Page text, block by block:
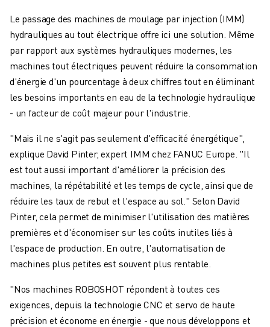
DURABILITÉ DU ROBODRILL
ROBODRILL ENSEMBLE DE ROBOTS
ROBODRILL KIT PÉDAGOGIQUE
MACHINES DE MOULAGE PAR INJECTION ÉLECTRIQUES
RECHERCHE DE ROBOSHOT
ROBOSHOT MACHINES DE MOULAGE PAR INJECTION ÉLECTRIQUES
ROBOSHOT MATÉRIEL
DURABILITÉ DU ROBOSHOT
ROBOSHOT ENSEMBLE DE ROBOTS
ROBOSHOT MAINTENANCE PRÉVENTIVE
COÛT TOTAL D'UNE ROBOSHOT
MACHINES D'ÉLECTROÉROSION PAR FIL
ROBOCUT MACHINES D'ÉLECTROÉROSION À FIL
ROBOCUT MATÉRIEL
LOGICIEL ROBOCUT
ROBOCUT MAINTENANCE PRÉVENTIVE
DURABILITÉ DU ROBOCUT
SOLUTIONS IIOT
SOLUTIONS POUR L'USINE INTELLIGENTE
Le passage des machines de moulage par injection (IMM)
hydrauliques au tout électrique offre ici une solution. Même
par rapport aux systèmes hydrauliques modernes, les
machines tout électriques peuvent réduire la consommation
d'énergie d'un pourcentage à deux chiffres tout en éliminant
les besoins importants en eau de la technologie hydraulique
- un facteur de coût majeur pour l'industrie.
"Mais il ne s'agit pas seulement d'efficacité énergétique",
explique David Pinter, expert IMM chez FANUC Europe. "Il
est tout aussi important d'améliorer la précision des
machines, la répétabilité et les temps de cycle, ainsi que de
réduire les taux de rebut et l'espace au sol." Selon David
Pinter, cela permet de minimiser l'utilisation des matières
premières et d'économiser sur les coûts inutiles liés à
l'espace de production. En outre, l'automatisation de
machines plus petites est souvent plus rentable.
"Nos machines ROBOSHOT répondent à toutes ces
exigences, depuis la technologie CNC et servo de haute
précision et économe en énergie - que nous développons et